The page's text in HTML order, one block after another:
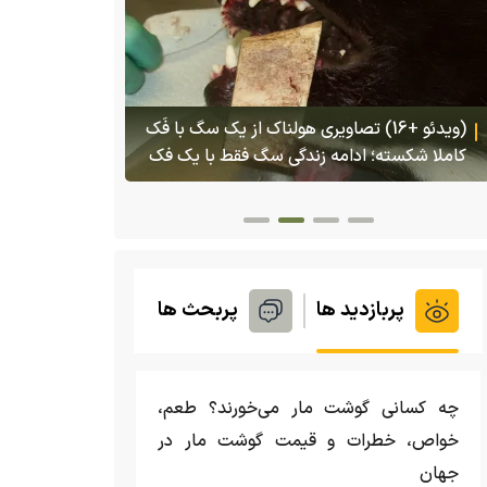
(ویدئو) تولد یک گکوی دو سر در پنسیلوانیا
پربازدید ها پربحث ها
چه کسانی گوشت مار می‌خورند؟ طعم،
خواص، خطرات و قیمت گوشت مار در
جهان